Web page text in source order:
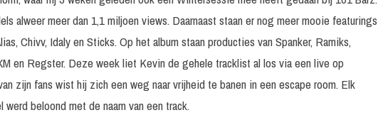
alweer meer dan 1,1 miljoen views. Daarnaast staan er nog meer mooie featurings
Chivv, Idaly en Sticks. Op het album staan producties van Spanker, Ramiks,
en Regster. Deze week liet Kevin de gehele tracklist al los via een live op
zijn fans wist hij zich een weg naar vrijheid te banen in een escape room. Elk
beloond met de naam van een track.